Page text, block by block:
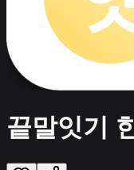
끝말잇기